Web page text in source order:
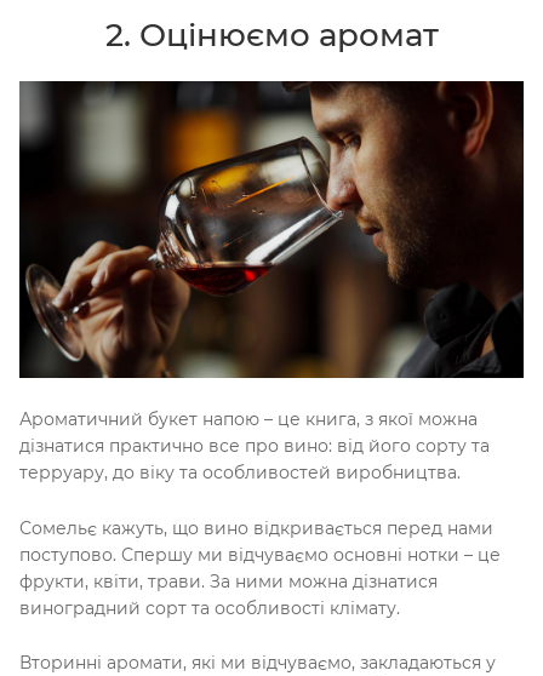
2. Оцінюємо аромат
Ароматичний букет напою – це книга, з якої можна
дізнатися практично все про вино: від його сорту та
терруару, до віку та особливостей виробництва.
Сомельє кажуть, що вино відкривається перед нами
поступово. Спершу ми відчуваємо основні нотки – це
фрукти, квіти, трави. За ними можна дізнатися
виноградний сорт та особливості клімату.
Вторинні аромати, які ми відчуваємо, закладаються у